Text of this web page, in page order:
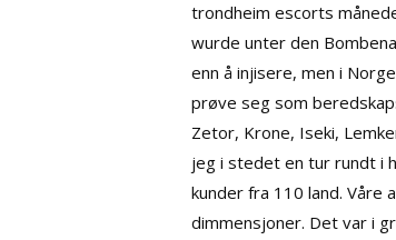
trondheim escorts
wurde unter den
enn å injisere, men i
prøve seg som
Zetor, Krone, Iseki,
jeg i stedet en tur rundt i
kunder fra 110 land. Våre
dimmensjoner. Det var i